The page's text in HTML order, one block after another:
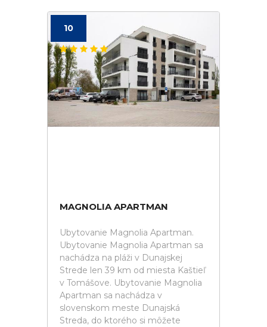
10
MAGNOLIA APARTMAN
Ubytovanie Magnolia Apartman.
Ubytovanie Magnolia Apartman sa
nachádza na pláži v Dunajskej
Strede len 39 km od miesta Kaštieľ
v Tomášove. Ubytovanie Magnolia
Apartman sa nachádza v
slovenskom meste Dunajská
Streda, do ktorého si môžete